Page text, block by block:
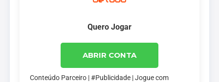
Quero Jogar
ABRIR CONTA
Conteúdo Parceiro | #Publicidade | Jogue com